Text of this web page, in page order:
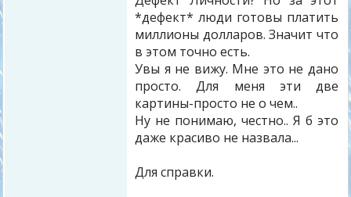
*дефект* люди готовы платить
миллионы долларов. Значит что
в этом точно есть.
Увы я не вижу. Мне это не дано
просто. Для меня эти две
картины-просто не о чем..
Ну не понимаю, честно.. Я б это
даже красиво не назвала...
Для справки.